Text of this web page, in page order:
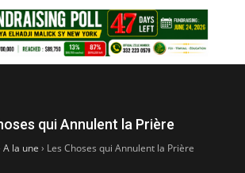
qui Annulent la Prière
A la une › Les Choses qui Annulent la Prière